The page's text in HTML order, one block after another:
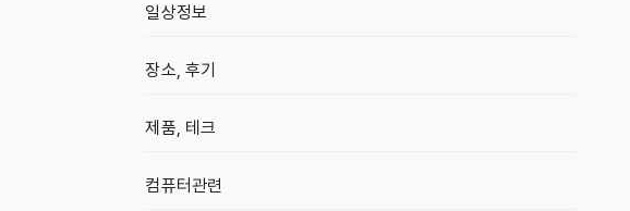
일상정보
장소, 후기
제품, 테크
컴퓨터관련